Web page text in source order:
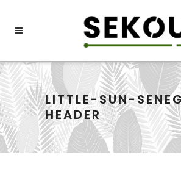
LITTLE-SUN-
HEADER